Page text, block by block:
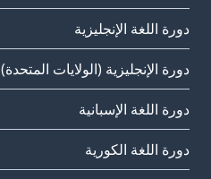
دورة اللغة الإنجليزية
دورة الإنجليزية (الولايات المتحدة)
دورة اللغة الإسبانية
دورة اللغة الكورية